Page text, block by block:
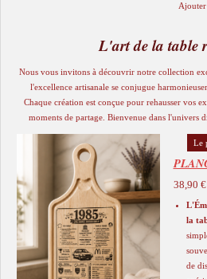
Ajouter
L'art de la table
Nous vous invitons à découvrir notre collection
l'excellence artisanale se conjugue
Chaque création est conçue pour rehausser vos
moments de partage. Bienvenue dans l'univers
Le
38,90 €
la
de